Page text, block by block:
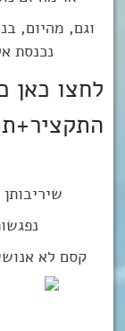
וגם, מהיום,
נכנסת
לחצו כאן
קסם לא